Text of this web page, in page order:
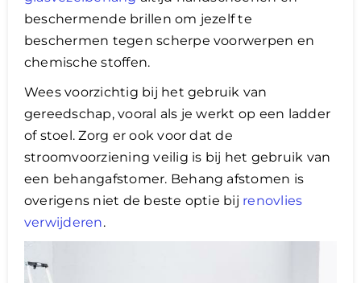
beschermende brillen om jezelf te
beschermen tegen scherpe voorwerpen en
chemische stoffen.
Wees voorzichtig bij het gebruik van
gereedschap, vooral als je werkt op een ladder
of stoel. Zorg er ook voor dat de
stroomvoorziening veilig is bij het gebruik van
een behangafstomer. Behang afstomen is
overigens niet de beste optie bij renovlies
verwijderen.